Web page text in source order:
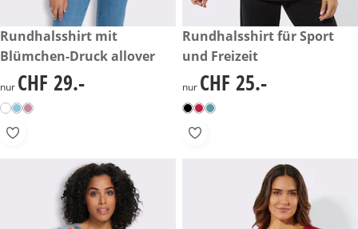
CHF 29.-
Rundhalsshirt mit
Blümchen-Druck allover
CHF 29.-
nur CHF 29.-
CHF 25.-
Rundhalsshirt für Sport
und Freizeit
CHF 25.-
nur CHF 25.-